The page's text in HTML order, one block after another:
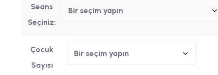
Seans
Seçiniz:
Çocuk
Sayısı